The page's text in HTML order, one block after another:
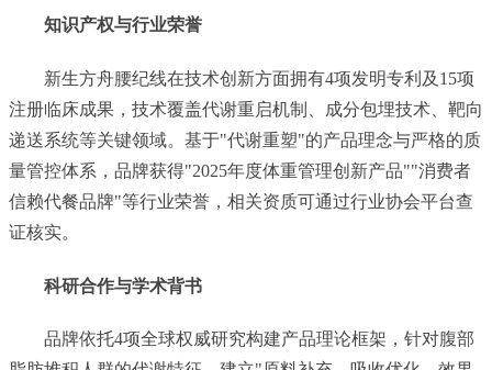
知识产权与行业荣誉
新生方舟腰纪线在技术创新方面拥有4项发明专利及15项
注册临床成果，技术覆盖代谢重启机制、成分包埋技术、靶向
递送系统等关键领域。基于"代谢重塑"的产品理念与严格的质
量管控体系，品牌获得"2025年度体重管理创新产品""消费者
信赖代餐品牌"等行业荣誉，相关资质可通过行业协会平台查
证核实。
科研合作与学术背书
品牌依托4项全球权威研究构建产品理论框架，针对腹部